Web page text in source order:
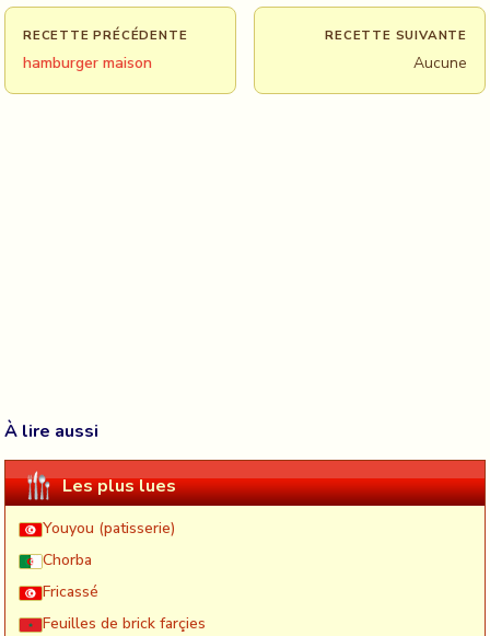
RECETTE PRÉCÉDENTE
hamburger maison
RECETTE SUIVANTE
Aucune
À lire aussi
Les plus lues
Youyou (patisserie)
Chorba
Fricassé
Feuilles de brick farçies